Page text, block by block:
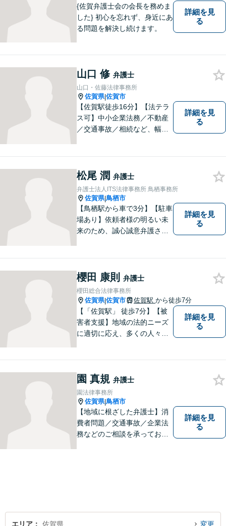
可】
{佐賀弁護士会の会長を務めま
した} 初心を忘れず、身近にあ
る問題を解決し続けます。
詳細を見
る
山口 修 弁護士
山口・佐藤法律事務所
佐賀県|佐賀市
【佐賀駅徒歩16分】【法テラ
ス可】中小企業法務／不動産
／交通事故／相続など、幅広
す。まずはお気軽にご相談く
ださい。【初回面談無料】
詳細を見
る
松尾 潤 弁護士
弁護士法人ITS法律事務所 鳥栖事務所
佐賀県|鳥栖市
【鳥栖駅から車で3分】【駐車
場あり】依頼者様の明るい未
来のため、誠心誠意弁護させ
相続など、幅広い困りごとに
対応可能！【完全個室で対
応】
詳細を見
る
櫻田 康則 弁護士
櫻田総合法律事務所
佐賀県|佐賀市 佐賀駅 から徒歩7分
【「佐賀駅」 徒歩7分】【被
害者支援】地域の法的ニーズ
に適切に応え、多くの人々の
ぐように、丁寧にお悩みをお
伺いいたします。
詳細を見
る
園 真規 弁護士
園法律事務所
佐賀県|鳥栖市
【地域に根ざした弁護士】消
費者問題／交通事故／企業法
務などのご相談を承っており
詳細を見
る
エリア 佐賀県 変更